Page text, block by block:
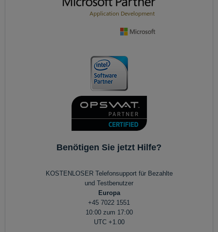
Benötigen Sie jetzt Hilfe?
KOSTENLOSER Telefonsupport für Bezahlte
und Testbenutzer
Europa
+45 7022 1551
10:00 zum 17:00
UTC +1.00